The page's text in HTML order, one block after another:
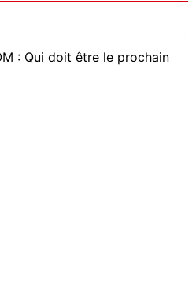
: Qui doit être le prochain